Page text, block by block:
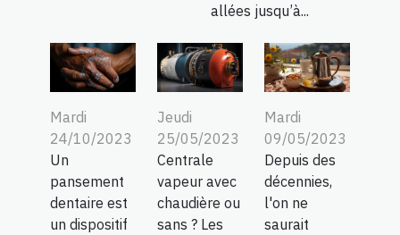
allées jusqu’à...
Mardi
24/10/2023
Un
pansement
dentaire est
un dispositif
Jeudi
25/05/2023
Centrale
vapeur avec
chaudière ou
sans ? Les
Mardi
09/05/2023
Depuis des
décennies,
l'on ne
saurait